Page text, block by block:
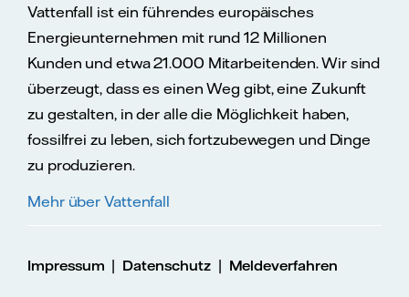
Vattenfall ist ein führendes europäisches
Energieunternehmen mit rund 12 Millionen
Kunden und etwa 21.000 Mitarbeitenden. Wir sind
überzeugt, dass es einen Weg gibt, eine Zukunft
zu gestalten, in der alle die Möglichkeit haben,
fossilfrei zu leben, sich fortzubewegen und Dinge
zu produzieren.
Mehr über Vattenfall
Impressum | Datenschutz| Meldeverfahren